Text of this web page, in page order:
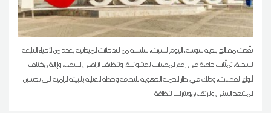
نفّذت مصالح بلدية سوسة، اليوم السبت، سلسلة من التدخلات الميدانية بعدد من الأحياء التابعة
للبلدية، تمثّلت خاصة في رفع المصبات العشوائية، وتنظيف الأراضي البيضاء، وإزالة مختلف
أنواع الفضلات، وذلك في إطار الحملة الجهوية للنظافة وخطة العناية بالبيئة الرامية إلى تحسين
المشهد البيئي والارتقاء بمؤشرات النظافة